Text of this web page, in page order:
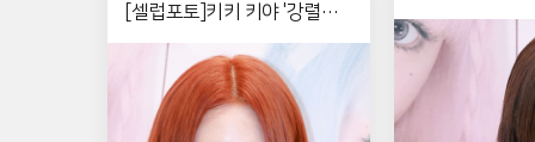
[셀럽포토]키키 키야 '강렬한
레드 헤어'
트'